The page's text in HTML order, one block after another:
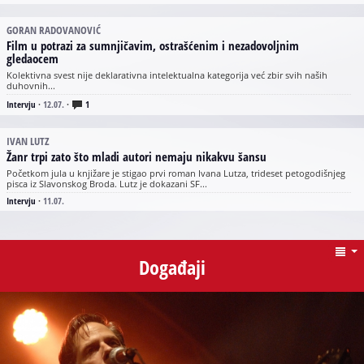
GORAN RADOVANOVIĆ
Film u potrazi za sumnjičavim, ostrašćenim i nezadovoljnim
gledaocem
Kolektivna svest nije deklarativna intelektualna kategorija već zbir svih naših
duhovnih...
Intervju · 12.07. · 1
IVAN LUTZ
Žanr trpi zato što mladi autori nemaju nikakvu šansu
Početkom jula u knjižare je stigao prvi roman Ivana Lutza, trideset petogodišnjeg
pisca iz Slavonskog Broda. Lutz je dokazani SF...
Intervju · 11.07.
Događaji